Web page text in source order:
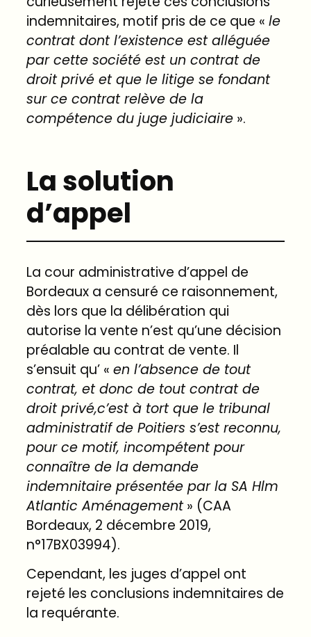
indemnitaires, motif pris de ce que «le
contratdontl’existenceestalléguée
parcettesociétéest uncontratde
droitprivéetquelelitigese fondant
surcecontratrelèvedela
compétencedujugejudiciaire ».
La solution
d’appel
La cour administrative d’appel de
Bordeaux a censuré ce raisonnement,
dès lors que la délibération qui
autorise la vente n’est qu’une décision
préalable au contrat de vente. Il
s’ensuit qu’ «en l’absence de tout
contrat, et donc de tout contrat de
droit privé,c’est à tort que le tribunal
administratif de Poitiers s’est reconnu,
pour ce motif, incompétent pour
connaître de la demande
indemnitaire présentée par la SA Hlm
Atlantic Aménagement» (CAA
Bordeaux, 2 décembre 2019,
n°17BX03994).
Cependant, les juges d’appel ont
rejeté les conclusions indemnitaires de
la requérante.